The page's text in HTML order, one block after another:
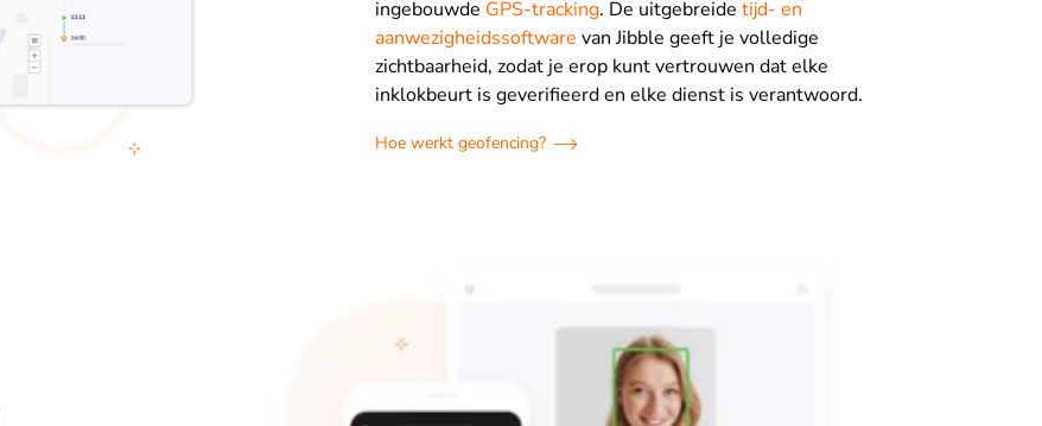
ingebouwde GPS-tracking. De uitgebreide tijd- en
aanwezigheidssoftware van Jibble geeft je volledige
zichtbaarheid, zodat je erop kunt vertrouwen dat elke
inklokbeurt is geverifieerd en elke dienst is verantwoord.
Hoe werkt geofencing?